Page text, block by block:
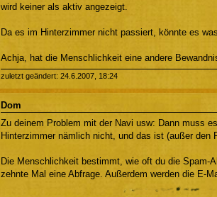
wird keiner als aktiv angezeigt.
Da es im Hinterzimmer nicht passiert, könnte es
Achja, hat die Menschlichkeit eine andere
zuletzt geändert: 24.6.2007, 18:24
Dom
Zu deinem Problem mit der Navi usw: Dann muss
Hinterzimmer nämlich nicht, und das ist (außer den
Die Menschlichkeit bestimmt, wie oft du die
zehnte Mal eine Abfrage. Außerdem werden die E-